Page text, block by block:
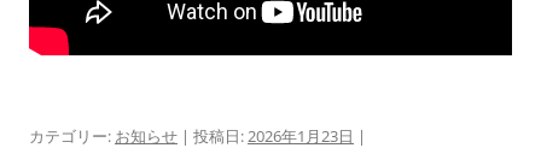
カテゴリー: お知らせ | 投稿日:2026年1月23日 |